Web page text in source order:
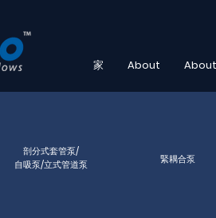
家 About About
剖分式套管泵/
自吸泵/立式管道泵
緊耦合泵